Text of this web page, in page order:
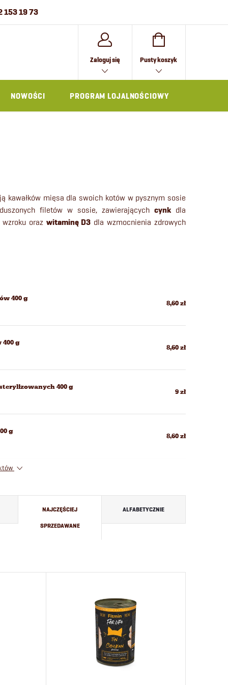
153 19 73
Zaloguj się KOSZYK
Pusty koszyk
NOWOŚCI PROGRAM LOJALNOŚCIOWY
kawałków mięsa dla swoich kotów w pysznym sosie
filetów w sosie, zawierających cynkdla
oraz witaminę D3 dla wzmocnienia zdrowych
400 g
8,60 zł
g
8,60 zł
400 g
9 zł
g
8,60 zł
NAJCZĘŚCIEJ
SPRZEDAWANE
ALFABETYCZNIE